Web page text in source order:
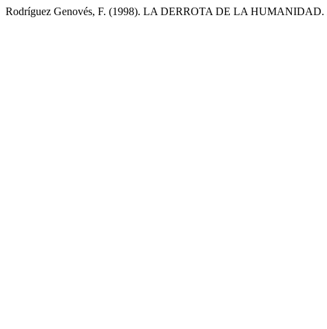
Rodríguez Genovés, F. (1998). LA DERROTA DE LA HUMANIDAD.